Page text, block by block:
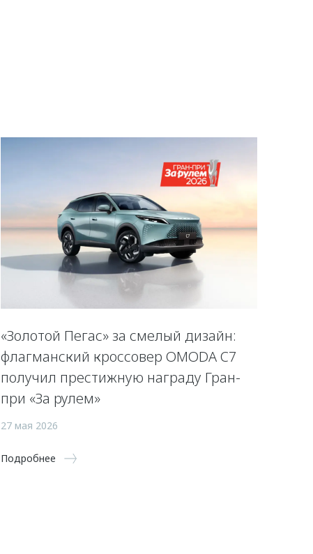
«Золотой Пегас» за смелый дизайн:
флагманский кроссовер OMODA C7
получил престижную награду Гран-
при «За рулем»
27 мая 2026
Подробнее